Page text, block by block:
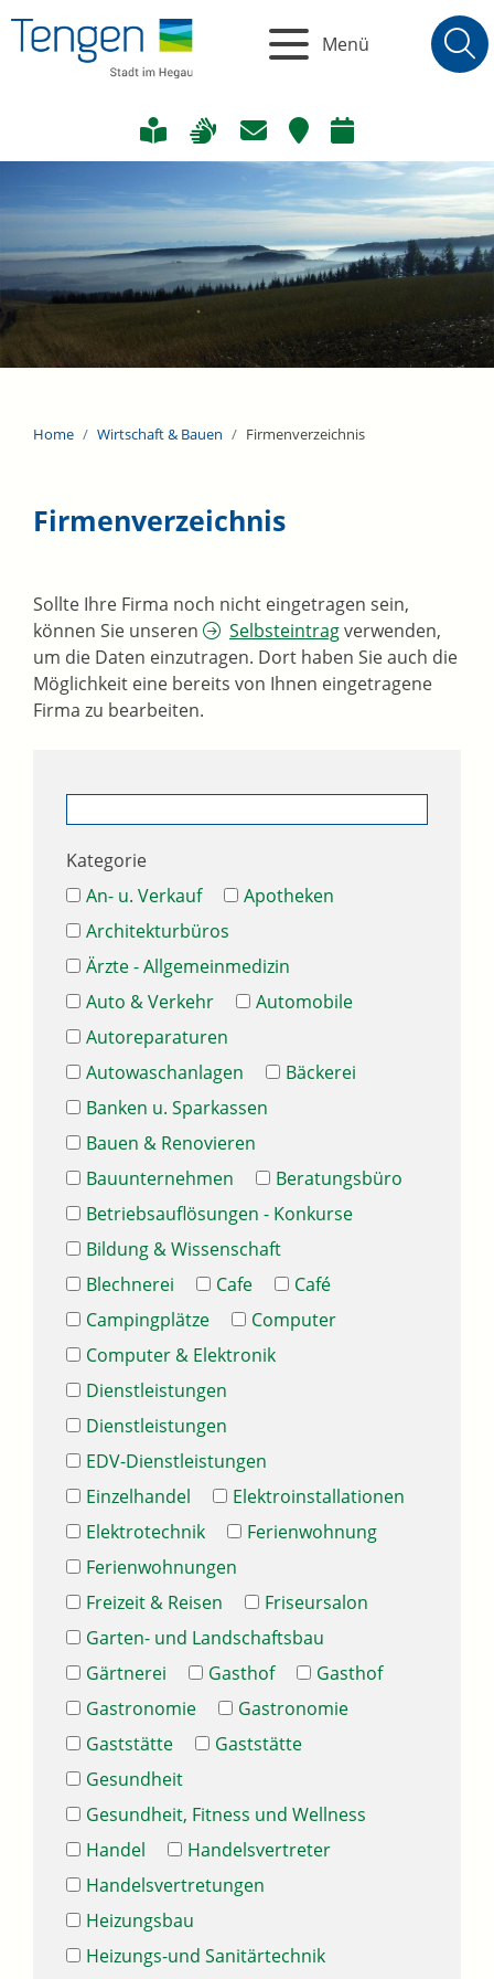
Menü
Home Wirtschaft & Bauen Firmenverzeichnis
Firmenverzeichnis
Sollte Ihre Firma noch nicht eingetragen sein,
können Sie unseren
Selbsteintragverwenden,
um die Daten einzutragen. Dort haben Sie auch die
Möglichkeit eine bereits von Ihnen eingetragene
Firma zu bearbeiten.
Kategorie
An- u. Verkauf
Apotheken
Architekturbüros
Ärzte - Allgemeinmedizin
Auto & Verkehr
Automobile
Autoreparaturen
Autowaschanlagen
Bäckerei
Banken u. Sparkassen
Bauen & Renovieren
Bauunternehmen
Beratungsbüro
Betriebsauflösungen - Konkurse
Bildung & Wissenschaft
Blechnerei
Cafe
Café
Campingplätze
Computer
Computer & Elektronik
Dienstleistungen
Dienstleistungen
EDV-Dienstleistungen
Einzelhandel
Elektroinstallationen
Elektrotechnik
Ferienwohnung
Ferienwohnungen
Freizeit & Reisen
Friseursalon
Garten- und Landschaftsbau
Gärtnerei
Gasthof
Gasthof
Gastronomie
Gastronomie
Gaststätte
Gaststätte
Gesundheit
Gesundheit, Fitness und Wellness
Handel
Handelsvertreter
Handelsvertretungen
Heizungsbau
Heizungs-und Sanitärtechnik